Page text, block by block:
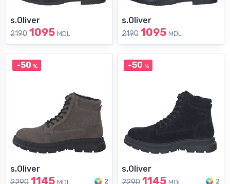
s.Oliver
2190 1095 MDL
s.Oliver
2190 1095 MDL
-50 %
s.Oliver
1145 MDL 2
-50 %
s.Oliver
1145 MDL 2